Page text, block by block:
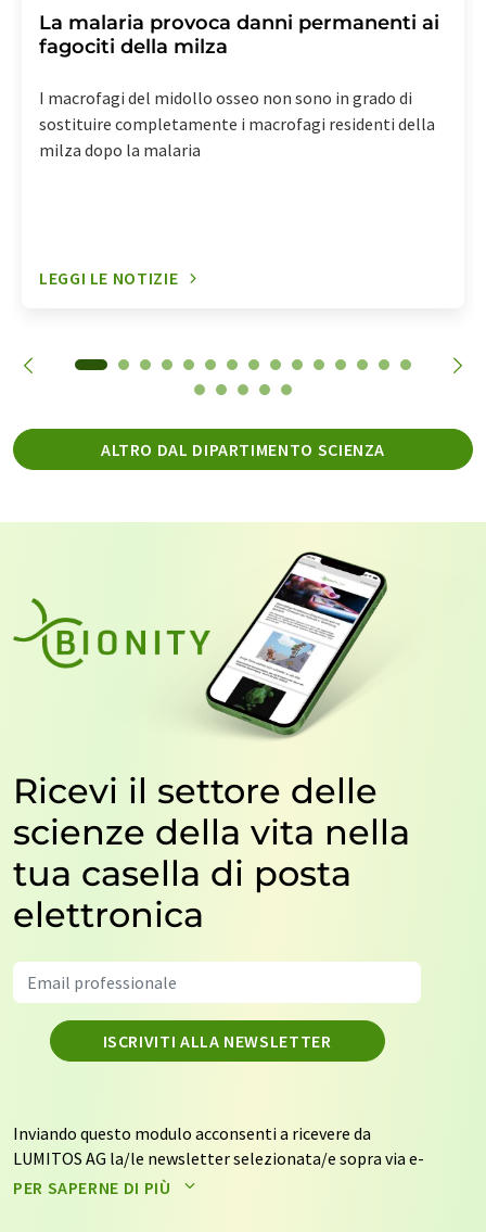
La malaria provoca danni permanenti ai
fagociti della milza
I macrofagi del midollo osseo non sono in grado di
sostituire completamente i macrofagi residenti della
milza dopo la malaria
LEGGI LE NOTIZIE
ALTRO DAL DIPARTIMENTO SCIENZA
Ricevi il settore delle
scienze della vita nella
tua casella di posta
elettronica
ISCRIVITI ALLA NEWSLETTER
Inviando questo modulo acconsenti a ricevere da
LUMITOS AG la/le newsletter selezionata/e sopra via e-
mail. I tuoi dati non saranno trasmessi a terzi. I tuoi dati
PER SAPERNE DI PIÙ